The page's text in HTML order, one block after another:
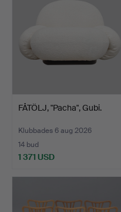
FÅTÖLJ, "Pacha", Gubi.
Klubbades 6 aug 2026
14 bud
1 371 USD